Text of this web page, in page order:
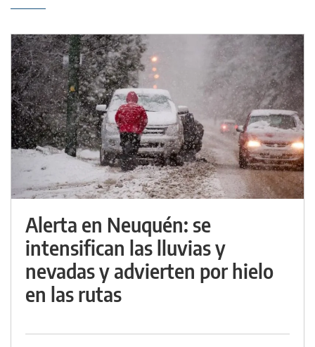
Alerta en Neuquén: se
intensifican las lluvias y
nevadas y advierten por hielo
en las rutas